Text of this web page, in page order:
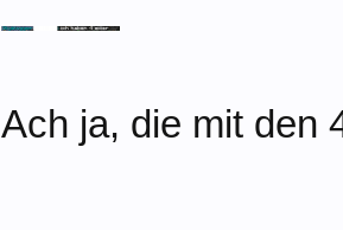
Ach ja, die mit den